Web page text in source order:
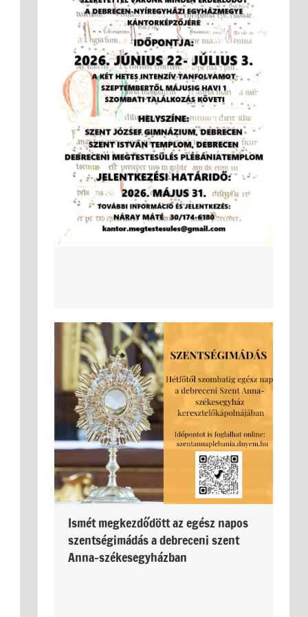
Ismét megkezdődött az egész napos
szentségimádás a debreceni szent
Anna-székesegyházban